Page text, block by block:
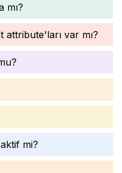
mı?
attribute'ları var mı?
mi?